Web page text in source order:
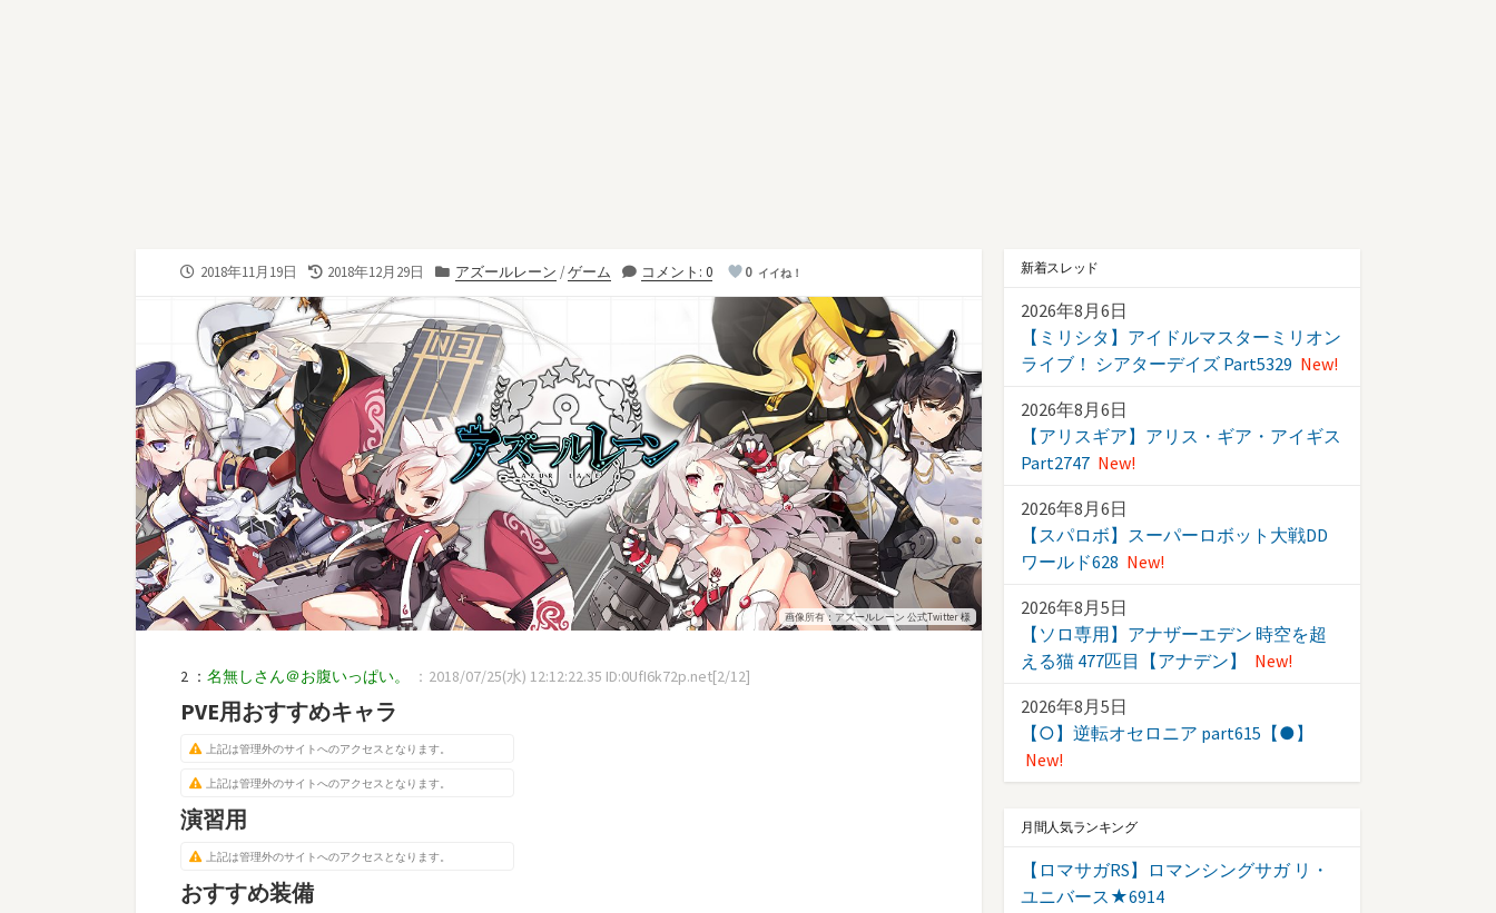
公
日
2018年11月19日
最
更
新
日
2018年12月29日
カ
ゴ
リ
ー
アズールレーン /ゲーム コメント: 0 0 イイね！
画像所有：アズールレーン 公式Twitter 様
2 ： 名無しさん＠お腹いっぱい。 ：2018/07/25(水) 12:12:22.35 ID:0UfI6k72p.net[2/12]
PVE用おすすめキャラ
上記は管理外のサイトへのアクセスとなります。
上記は管理外のサイトへのアクセスとなります。
演習用
上記は管理外のサイトへのアクセスとなります。
おすすめ装備
新着スレッド
2026年8月6日
【ミリシタ】アイドルマスターミリオン
ライブ！ シアターデイズ Part5329 New!
2026年8月6日
【アリスギア】アリス・ギア・アイギス
Part2747 New!
2026年8月6日
【スパロボ】スーパーロボット大戦DD
ワールド628 New!
2026年8月5日
【ソロ専用】アナザーエデン 時空を超
える猫 477匹目【アナデン】
New!
2026年8月5日
【○】逆転オセロニア part615【●】
New!
月間人気ランキング
【ロマサガRS】ロマンシングサガ リ・
ユニバース★6914